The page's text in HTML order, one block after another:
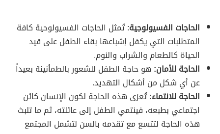
الحاجات الفسيولوجية: تُمثل الحاجات الفسيولوحية كافة
المتطلبات التي يكفل إشباعها بقاء الطفل على قيد
الحياة كالطعام والشراب والنوم.
الحاجة للأمان: هو حاجة الطفل للشعور بالطمأنينة بعيداً
عن أي شكل من أشكال التهديد.
الحاجة للانتماء:تُعزى هذه الحاجة لكون الإنسان كائن
اجتماعي بطبعه، فينتمي الطفل إلى عائلته، ثم ما تلبث
هذه الحاجة لتتسع مع تقدمه بالسن لتشمل المجتمع